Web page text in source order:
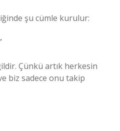
şu cümle kurulur:
Çünkü artık herkesin
biz sadece onu takip